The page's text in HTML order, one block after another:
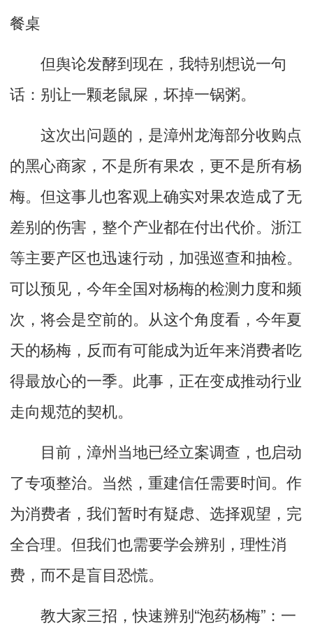
餐桌
但舆论发酵到现在，我特别想说一句
话：别让一颗老鼠屎，坏掉一锅粥。
这次出问题的，是漳州龙海部分收购点
的黑心商家，不是所有果农，更不是所有杨
梅。但这事儿也客观上确实对果农造成了无
差别的伤害，整个产业都在付出代价。浙江
等主要产区也迅速行动，加强巡查和抽检。
可以预见，今年全国对杨梅的检测力度和频
次，将会是空前的。从这个角度看，今年夏
天的杨梅，反而有可能成为近年来消费者吃
得最放心的一季。此事，正在变成推动行业
走向规范的契机。
目前，漳州当地已经立案调查，也启动
了专项整治。当然，重建信任需要时间。作
为消费者，我们暂时有疑虑、选择观望，完
全合理。但我们也需要学会辨别，理性消
费，而不是盲目恐慌。
教大家三招，快速辨别“泡药杨梅”：一